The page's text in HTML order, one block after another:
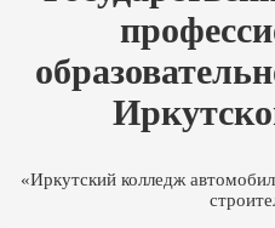
«Иркутский колледж